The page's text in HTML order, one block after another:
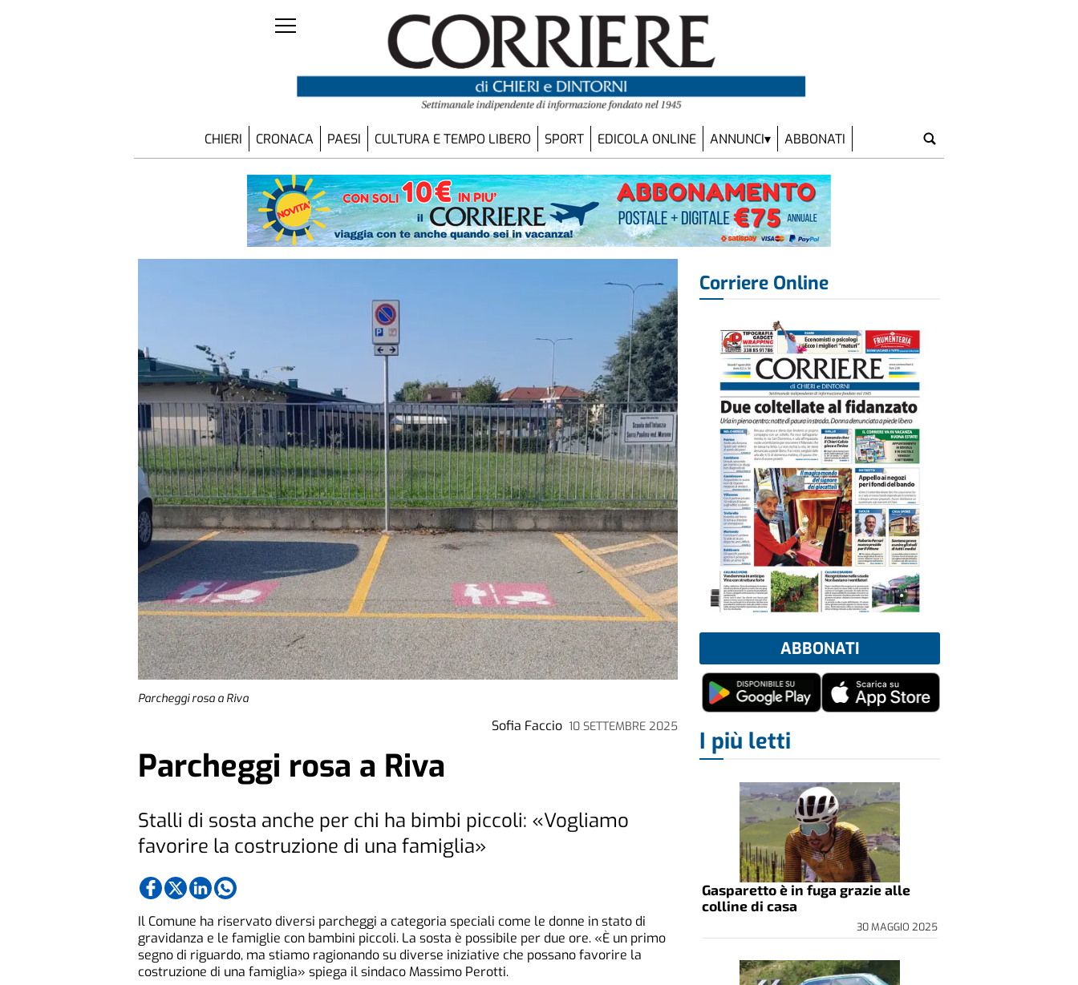
CHIERI CRONACA PAESI CULTURA E TEMPO LIBERO SPORT EDICOLA ONLINE ANNUNCI ABBONATI
Parcheggi rosa a Riva
Sofia Faccio 10 SETTEMBRE 2025
Parcheggi rosa a Riva
Stalli di sosta anche per chi ha bimbi piccoli: «Vogliamo
favorire la costruzione di una famiglia»
Il Comune ha riservato diversi parcheggi a categoria speciali come le donne in stato di
gravidanza e le famiglie con bambini piccoli. La sosta è possibile per due ore. «È un primo
segno di riguardo, ma stiamo ragionando su diverse iniziative che possano favorire la
costruzione di una famiglia» spiega il sindaco Massimo Perotti.
Corriere Online
ABBONATI
I più letti
Gasparetto è in fuga grazie alle
colline di casa
30 MAGGIO 2025